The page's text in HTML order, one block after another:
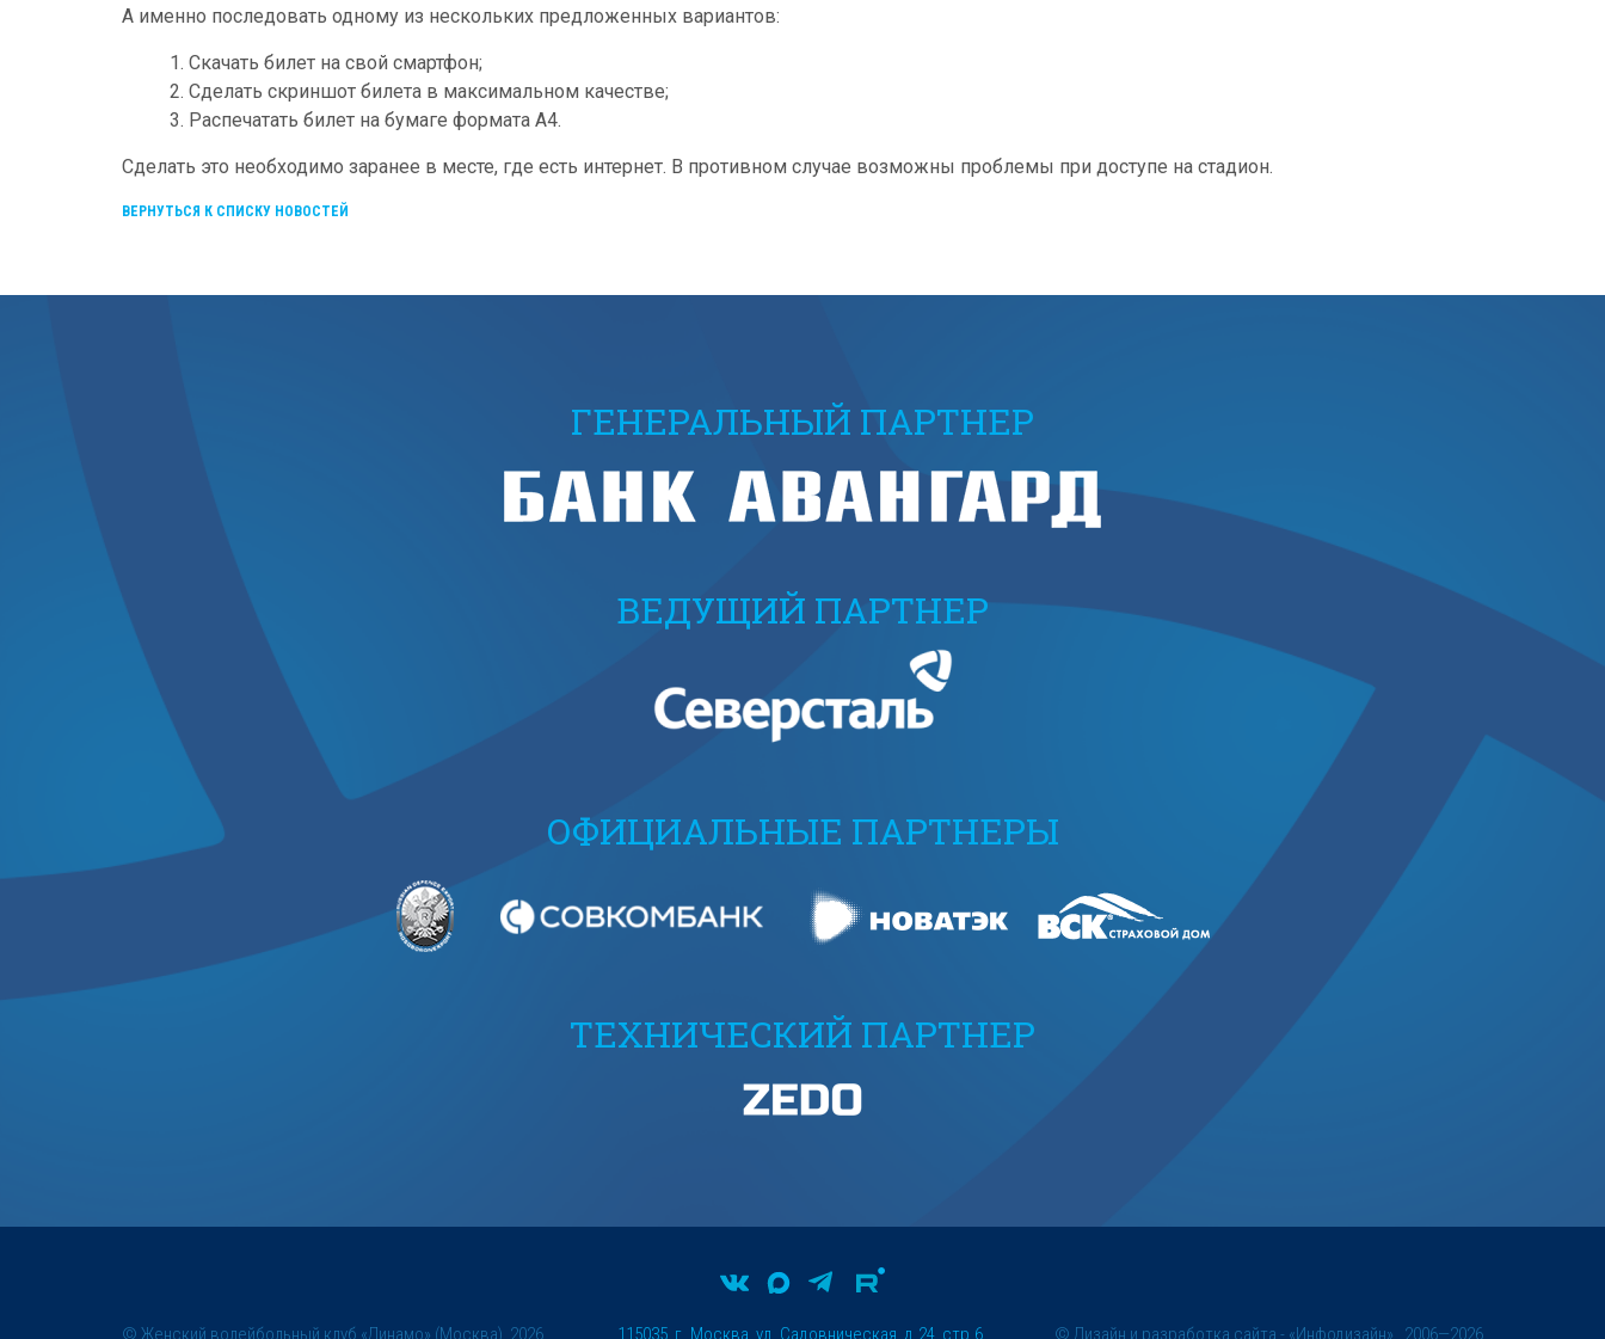
А именно последовать одному из нескольких предложенных вариантов:
1. Скачать билет на свой смартфон;
2. Сделать скриншот билета в максимальном качестве;
3. Распечатать билет на бумаге формата А4.
Сделать это необходимо заранее в месте, где есть интернет. В противном случае возможны проблемы при доступе на стадион.
ВЕРНУТЬСЯ К СПИСКУ НОВОСТЕЙ
ГЕНЕРАЛЬНЫЙ ПАРТНЕР
ВЕДУЩИЙ ПАРТНЕР
ОФИЦИАЛЬНЫЕ ПАРТНЕРЫ
ТЕХНИЧЕСКИЙ ПАРТНЕР
© Женский волейбольный клуб «Динамо» (Москва), 2026 115035, г. Москва, ул. Садовническая, д.24, стр.6. © Дизайн и разработка сайта - «Инфодизайн» , 2006—2026